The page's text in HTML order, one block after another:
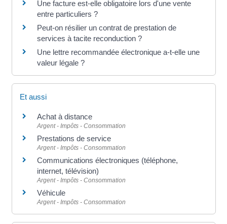
Une facture est-elle obligatoire lors d'une vente
entre particuliers ?
Peut-on résilier un contrat de prestation de
services à tacite reconduction ?
Une lettre recommandée électronique a-t-elle une
valeur légale ?
Et aussi
Achat à distance
Argent - Impôts - Consommation
Prestations de service
Argent - Impôts - Consommation
Communications électroniques (téléphone,
internet, télévision)
Argent - Impôts - Consommation
Véhicule
Argent - Impôts - Consommation